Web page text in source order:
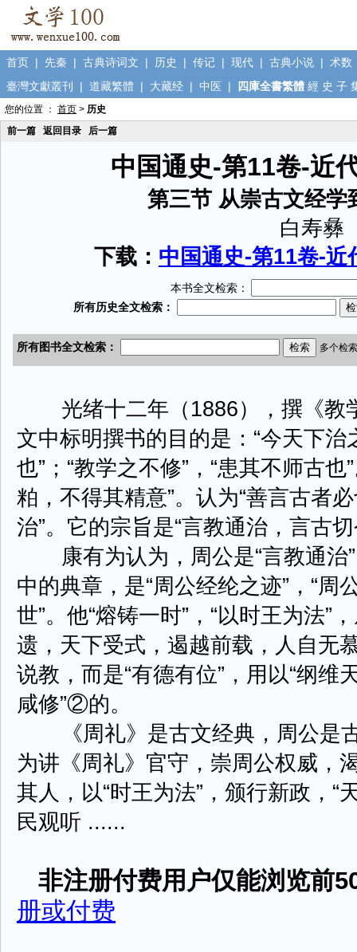
首页 | 先秦 | 古典诗词文 | 历史 | 传记 | 现代 | 古典小说 | 术数
臺灣文獻叢刊
| 道藏繁體 | 大藏经 | 中医 | 四庫全書繁體 經 史 子
您的位置 ： 首页 > 历史
前一篇
返回目录 后一篇
中国通史-第11卷-近
第三节 从崇古文经学
白寿彝
下载： 中国通史-第11卷-
本书全文检索：
光绪十二年（1886），撰《教
文中标明撰书的目的是：“今天下
也”；“教学之不修”，“患其不师古
粕，不得其精意”。认为“善言古者
治”。它的宗旨是“言教通治，言古切
康有为认为，周公是“言教通治”
中的典章，是“周公经纶之迹”，“周
世”。他“熔铸一时”，“以时王为法”
遗，天下受式，遏越前载，人自无
说教，而是“有德有位”，用以“纲维
咸修”②的。
《周礼》是古文经典，周公是
为讲《周礼》官守，崇周公权威，
其人，以“时王为法”，颁行新政，“
民观听 ......
非注册付费用户仅能浏览前
册或付费